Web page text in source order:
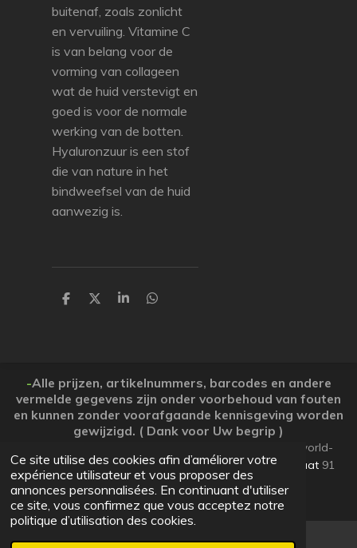
Ce site utilise des cookies afin d’améliorer votre
expérience utilisateur et vous proposer des
annonces personnalisées. En continuant d'utiliser
ce site, vous confirmez que vous acceptez notre
politique d’utilisation des cookies.
buitenaf, zoals zonlicht
en vervuiling. Vitamine C
is van belang voor de
vorming van collageen
wat de huid verstevigt en
goed is voor de normale
werking van de botten.
Hyaluronzuur is een stof
die van nature in het
bindweefsel van de huid
aanwezig is.
P
e
P
e
P
e
P
e
-Alle prijzen, artikelnummers, barcodes en andere
vermelde gegevens zijn onder voorbehoud van fouten
en kunnen zonder voorafgaande kennisgeving worden
gewijzigd. ( Dank voor Uw begrip )
© 2026 Koopjesparadijs BE0474261506 www.Candy-world-
uw-koopjesparadijs.eu GSM 0032495748672Ooststraat 91
Lo-Reninge 8647 West-Vlaanderen
Propulsé parJouwWeb